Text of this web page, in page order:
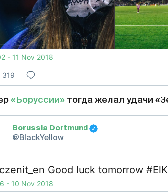
- 11 Nov 2018
319
«Боруссии» тогда желал удачи
Borussia Dortmund
@BlackYellow
Good luck tomorrow
- 10 Nov 2018